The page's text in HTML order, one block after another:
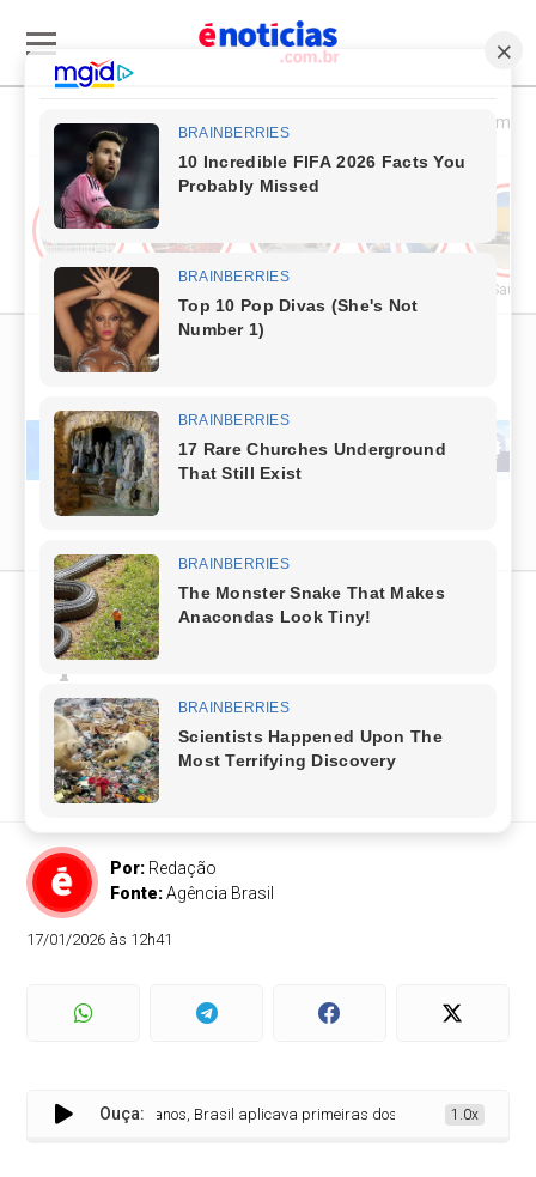
Esporte & Cultura Política & Economia
Cultura Saúde
Há 5 anos, Brasil aplicava
primeiras doses de vacina
contra a covid-19
Em poucos meses de imunização, número de
mortes pela doença despencou
Por: Redação
Fonte:Agência Brasil
17/01/2026 às 12h41
Ouça:
Há 5 anos, Brasil aplicava primeiras doses de vacina contra a
1.0x